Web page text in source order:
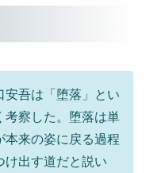
吾は「堕落」とい
考察した。堕落は単
本来の姿に戻る過程
け出す道だと説い